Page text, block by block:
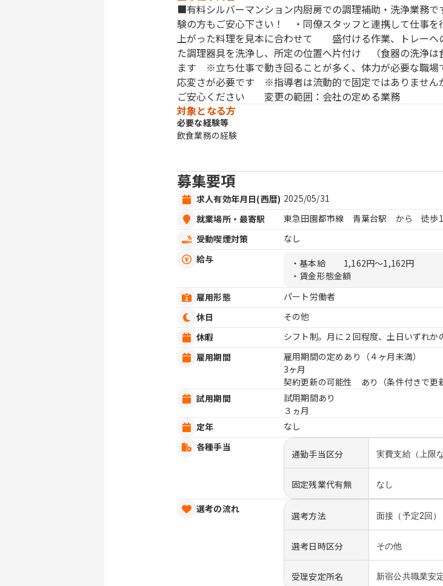
■有料シルバーマンション内厨房での調理補助・洗浄業
験の方もご安心下さい！ ・同僚スタッフと連携して仕事
上がった料理を見本に合わせて 盛付ける作業、トレーへ
た調理器具を洗浄し、所定の位置へ片付け （食器の洗浄は
ます ※立ち仕事で動き回ることが多く、体力が必要な職
応変さが必要です ※指導者は流動的で固定ではありませ
ご安心ください 変更の範囲：会社の定める業務
対象となる方
必要な経験等
飲食業務の経験
募集要項
求人有効年月日(西暦) 2025/05/31
就業場所・最寄駅
東急田園都市線 青葉台駅 から 徒歩
受動喫煙対策
なし
給与
・基本給
1,162円〜1,162円
・賃金形態金額
雇用形態
パート労働者
休日
その他
休暇
シフト制。月に２回程度、土日いずれか
雇用期間
雇用期間の定めあり（４ヶ月未満）
3ヶ月
契約更新の可能性 あり（条件付きで更
試用期間
試用期間あり
３ヵ月
定年
なし
各種手当
通勤手当区分 実費支給（上限
固定残業代有無 なし
選考の流れ
選考方法 面接（予定2回
選考日時区分 その他
受理安定所名 新宿公共職業安